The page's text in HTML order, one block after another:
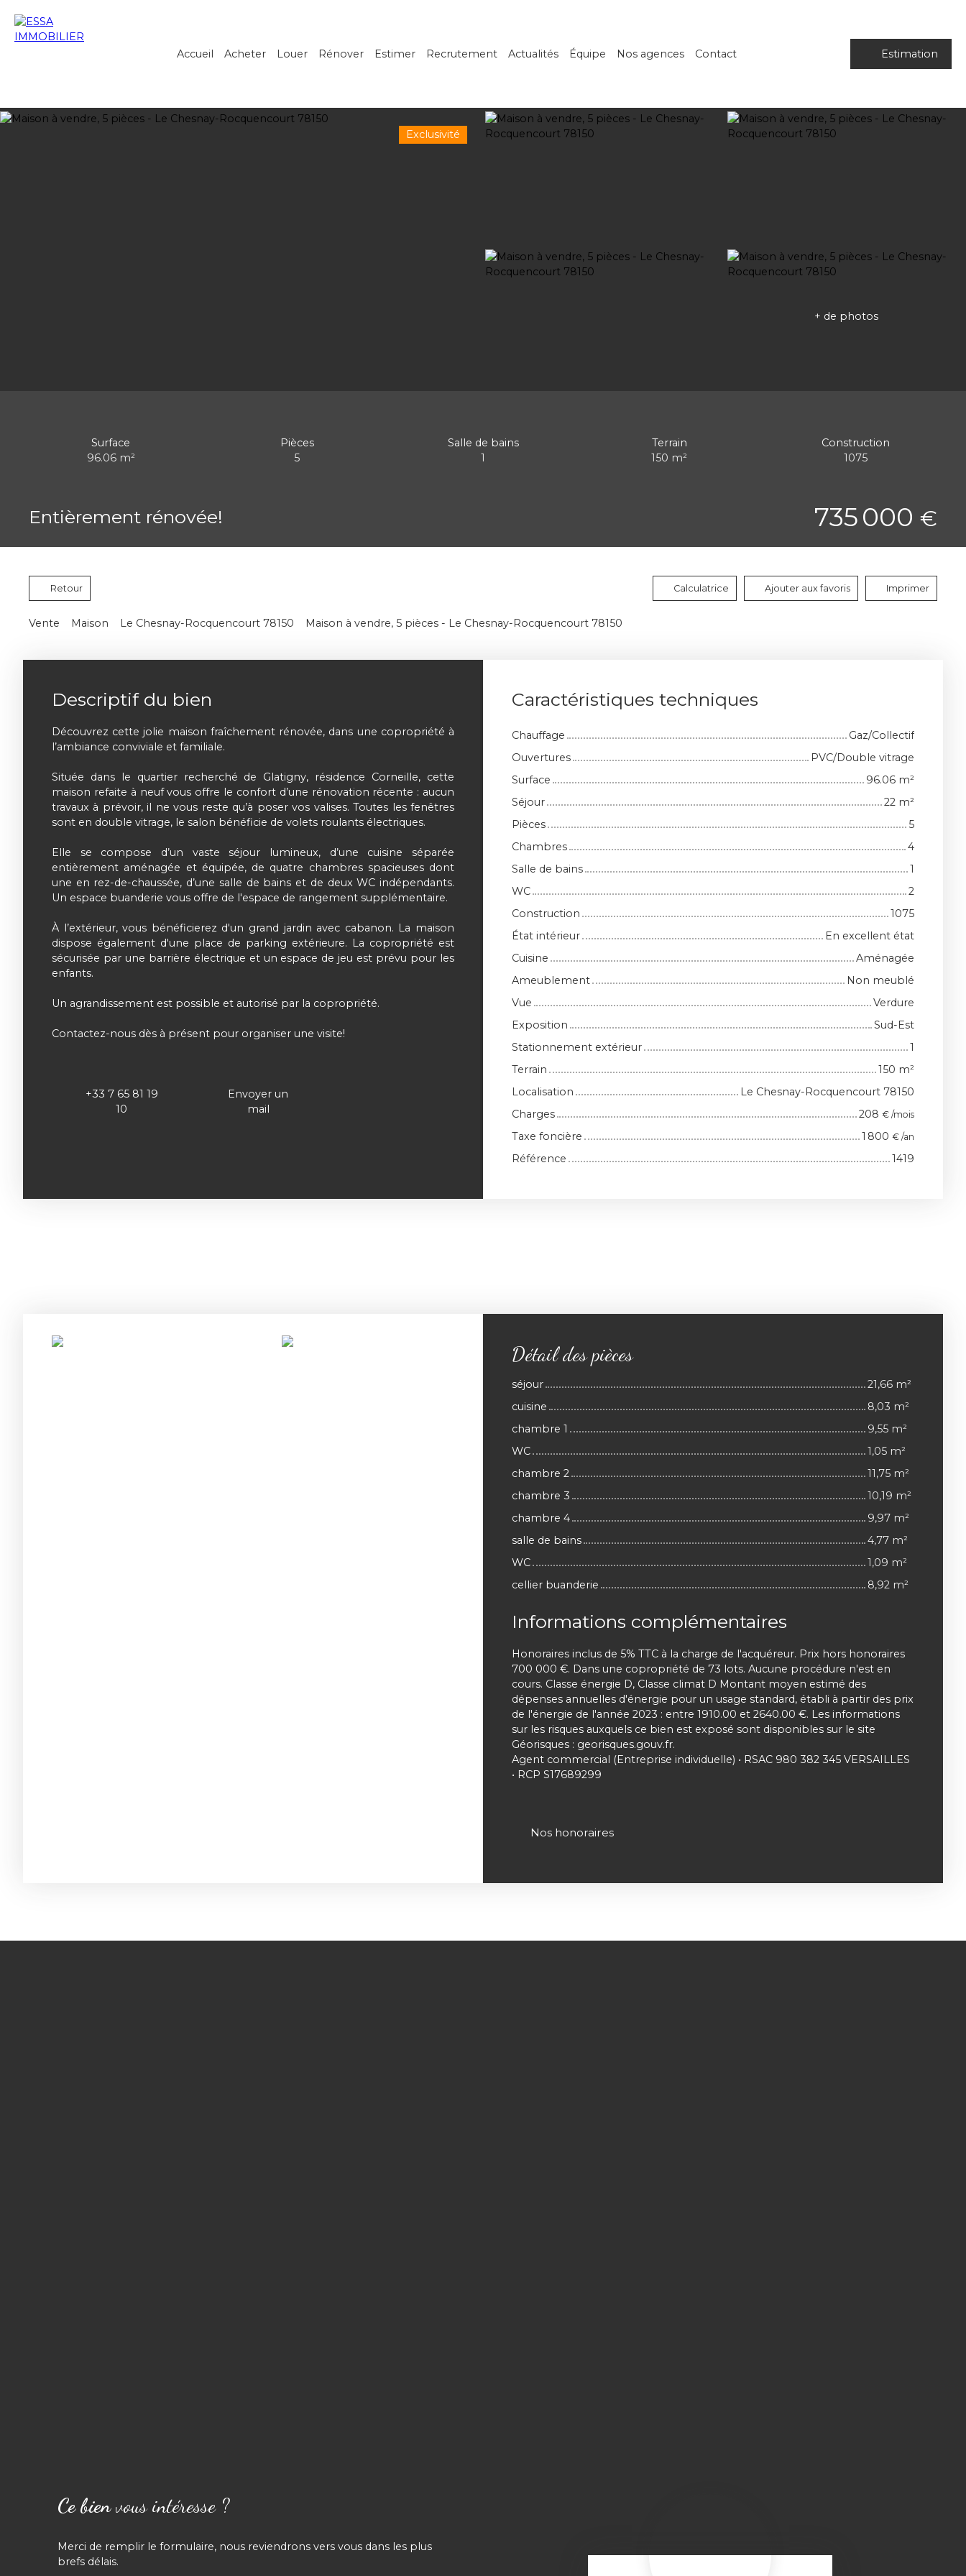
Accueil Acheter Louer Rénover Estimer Recrutement Actualités Équipe Nos agences Contact Estimation
Exclusivité
+ de photos
Surface
96.06 m²
Pièces
5
Salle de bains
1
Terrain
150 m²
Construction
1075
Entièrement rénovée! 735 000 €
Retour Calculatrice Ajouter aux favoris Imprimer
Vente Maison Le Chesnay-Rocquencourt 78150 Maison à vendre, 5 pièces - Le Chesnay-Rocquencourt 78150
Descriptif du bien
Découvrez cette jolie maison fraîchement rénovée, dans une copropriété à
l’ambiance conviviale et familiale.
Située dans le quartier recherché de Glatigny, résidence Corneille, cette
maison refaite à neuf vous offre le confort d’une rénovation récente : aucun
travaux à prévoir, il ne vous reste qu’à poser vos valises. Toutes les fenêtres
sont en double vitrage, le salon bénéficie de volets roulants électriques.
Elle se compose d’un vaste séjour lumineux, d’une cuisine séparée
entièrement aménagée et équipée, de quatre chambres spacieuses dont
une en rez-de-chaussée, d’une salle de bains et de deux WC indépendants.
Un espace buanderie vous offre de l'espace de rangement supplémentaire.
À l’extérieur, vous bénéficierez d'un grand jardin avec cabanon. La maison
dispose également d'une place de parking extérieure. La copropriété est
sécurisée par une barrière électrique et un espace de jeu est prévu pour les
enfants.
Un agrandissement est possible et autorisé par la copropriété.
Contactez-nous dès à présent pour organiser une visite!
+33 7 65 81 19
10
Envoyer un
mail
Caractéristiques techniques
Chauffage
Gaz/Collectif
Ouvertures
PVC/Double vitrage
Surface
96.06 m²
Séjour
22 m²
Pièces
5
Chambres
4
Salle de bains
1
WC
2
Construction
1075
État intérieur
En excellent état
Cuisine
Aménagée
Ameublement
Non meublé
Vue
Verdure
Exposition
Sud-Est
Stationnement extérieur
1
Terrain
150 m²
Localisation
Le Chesnay-Rocquencourt 78150
Charges
208 € /mois
Taxe foncière 1 800 € /an
Référence 1419
Détail des pièces
séjour
21,66 m²
cuisine
8,03 m²
chambre 1
9,55 m²
WC
1,05 m²
chambre 2
11,75 m²
chambre 3
10,19 m²
chambre 4
9,97 m²
salle de bains
4,77 m²
WC
1,09 m²
cellier buanderie
8,92 m²
Informations complémentaires
Honoraires inclus de 5% TTC à la charge de l'acquéreur. Prix hors honoraires
700 000 €. Dans une copropriété de 73 lots. Aucune procédure n'est en
cours. Classe énergie D, Classe climat D Montant moyen estimé des
dépenses annuelles d'énergie pour un usage standard, établi à partir des prix
de l'énergie de l'année 2023 : entre 1910.00 et 2640.00 €. Les informations
sur les risques auxquels ce bien est exposé sont disponibles sur le site
Géorisques : georisques.gouv.fr.
Agent commercial (Entreprise individuelle) • RSAC 980 382 345 VERSAILLES
• RCP S17689299
Nos honoraires
Ce bien vous intéresse ?
Merci de remplir le formulaire, nous reviendrons vers vous dans les plus
brefs délais.